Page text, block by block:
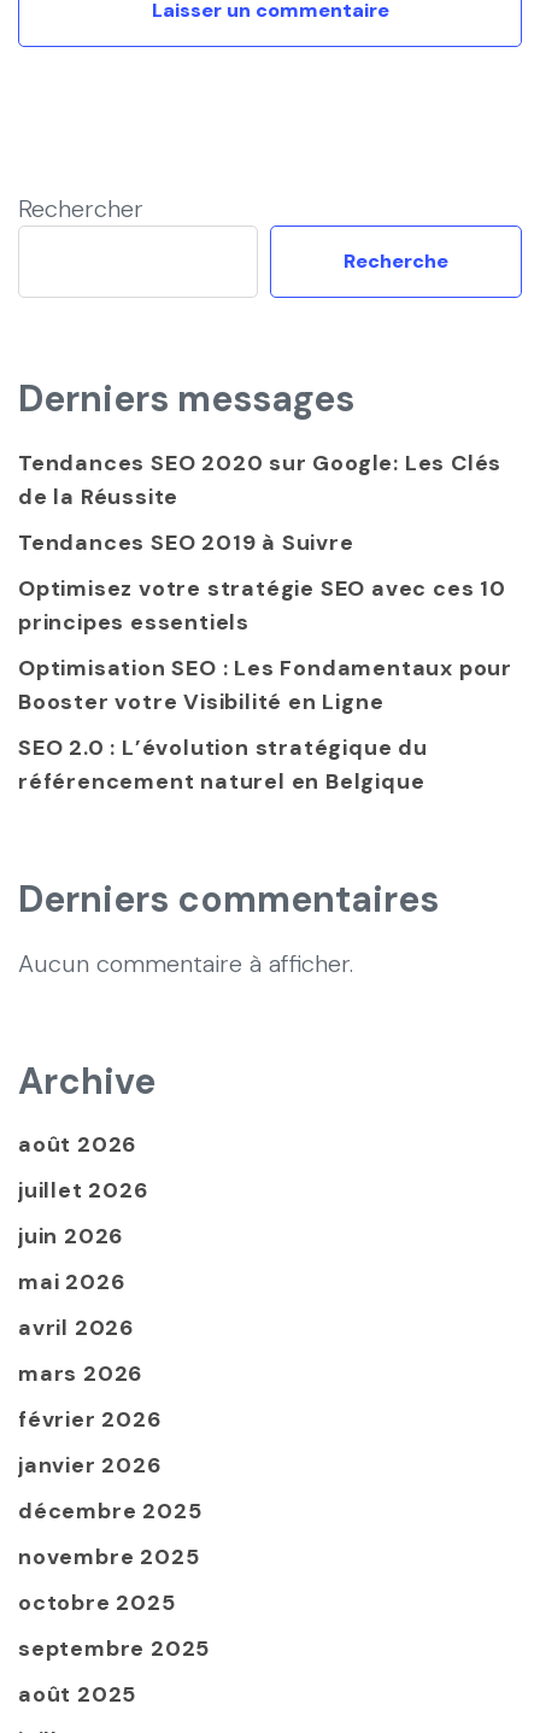
Rechercher
Recherche
Derniers messages
Tendances SEO 2020 sur Google: Les Clés
de la Réussite
Tendances SEO 2019 à Suivre
Optimisez votre stratégie SEO avec ces 10
principes essentiels
Optimisation SEO : Les Fondamentaux pour
Booster votre Visibilité en Ligne
SEO 2.0 : L’évolution stratégique du
référencement naturel en Belgique
Derniers commentaires
Aucun commentaire à afficher.
Archive
août 2026
juillet 2026
juin 2026
mai 2026
avril 2026
mars 2026
février 2026
janvier 2026
décembre 2025
novembre 2025
octobre 2025
septembre 2025
août 2025